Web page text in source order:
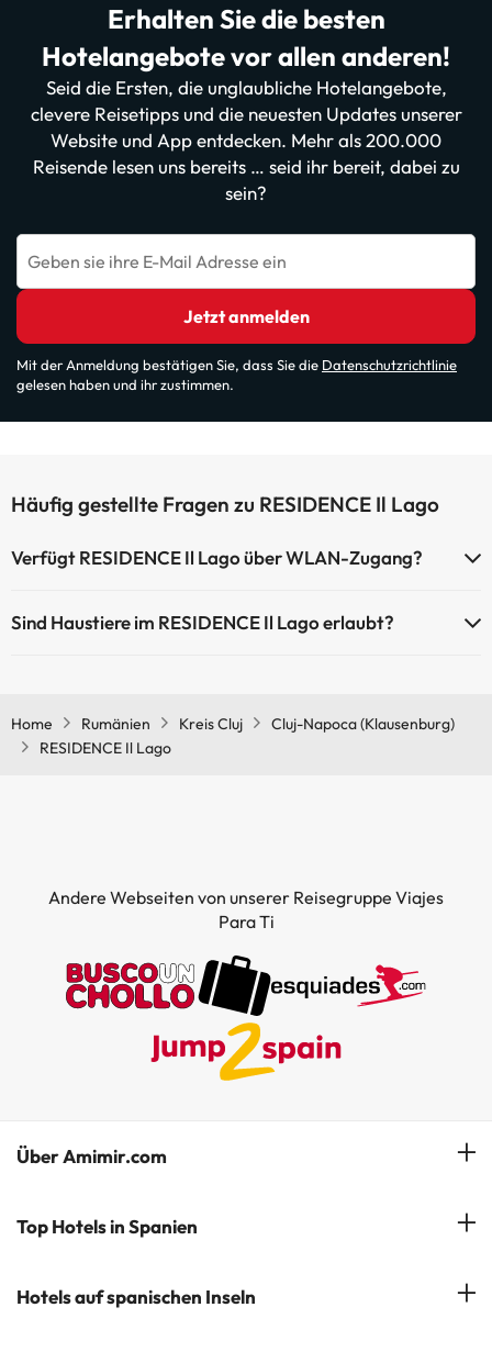
Erhalten Sie die besten
Hotelangebote vor allen anderen!
Seid die Ersten, die unglaubliche Hotelangebote,
clevere Reisetipps und die neuesten Updates unserer
Website und App entdecken. Mehr als 200.000
Reisende lesen uns bereits … seid ihr bereit, dabei zu
sein?
Geben sie ihre E-Mail Adresse ein
Jetzt anmelden
Mit der Anmeldung bestätigen Sie, dass Sie die Datenschutzrichtlinie
gelesen haben und ihr zustimmen.
Häufig gestellte Fragen zu RESIDENCE Il Lago
Verfügt RESIDENCE Il Lago über WLAN-Zugang?
Sind Haustiere im RESIDENCE Il Lago erlaubt?
Home Rumänien Kreis Cluj
Cluj-Napoca (Klausenburg)
RESIDENCE Il Lago
Andere Webseiten von unserer Reisegruppe Viajes
Para Ti
Über Amimir.com
Unser Team
Newsletter abonnieren
Top Hotels in Spanien
Hotels in Salou
Hotels auf spanischen Inseln